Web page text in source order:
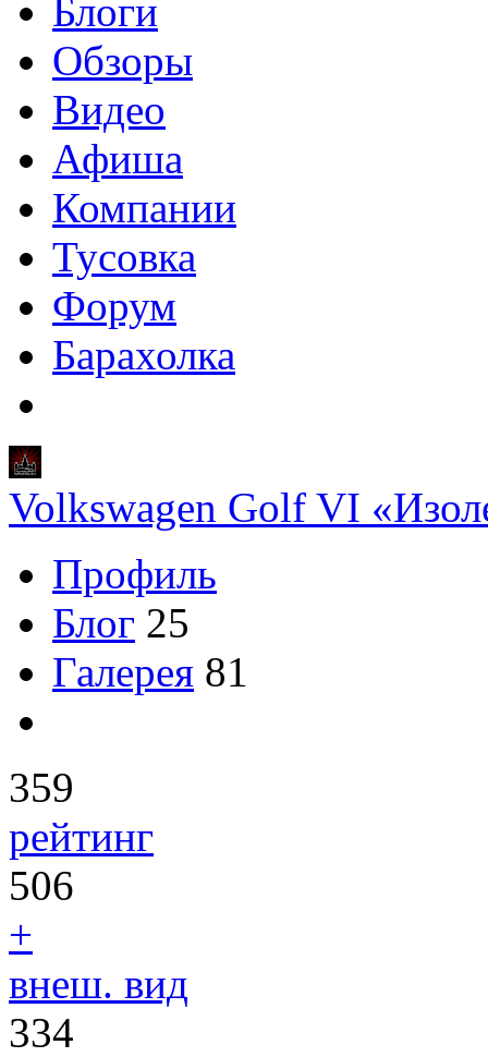
Блоги
Обзоры
Видео
Афиша
Компании
Тусовка
Форум
Барахолка
Volkswagen Golf VI
Профиль
Блог 25
Галерея 81
359
рейтинг
506
+
внеш. вид
334